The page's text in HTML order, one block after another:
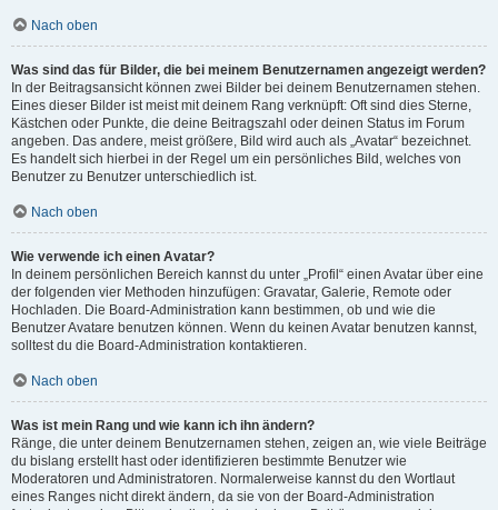
Nach oben
Was sind das für Bilder, die bei meinem Benutzernamen angezeigt werden?
In der Beitragsansicht können zwei Bilder bei deinem Benutzernamen stehen.
Eines dieser Bilder ist meist mit deinem Rang verknüpft: Oft sind dies Sterne,
Kästchen oder Punkte, die deine Beitragszahl oder deinen Status im Forum
angeben. Das andere, meist größere, Bild wird auch als „Avatar“ bezeichnet.
Es handelt sich hierbei in der Regel um ein persönliches Bild, welches von
Benutzer zu Benutzer unterschiedlich ist.
Nach oben
Wie verwende ich einen Avatar?
In deinem persönlichen Bereich kannst du unter „Profil“ einen Avatar über eine
der folgenden vier Methoden hinzufügen: Gravatar, Galerie, Remote oder
Hochladen. Die Board-Administration kann bestimmen, ob und wie die
Benutzer Avatare benutzen können. Wenn du keinen Avatar benutzen kannst,
solltest du die Board-Administration kontaktieren.
Nach oben
Was ist mein Rang und wie kann ich ihn ändern?
Ränge, die unter deinem Benutzernamen stehen, zeigen an, wie viele Beiträge
du bislang erstellt hast oder identifizieren bestimmte Benutzer wie
Moderatoren und Administratoren. Normalerweise kannst du den Wortlaut
eines Ranges nicht direkt ändern, da sie von der Board-Administration